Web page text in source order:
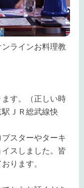
ラインお料理教
す。（正しい時
ＪＲ総武線快
スターやターキ
スしました。皆
ります。